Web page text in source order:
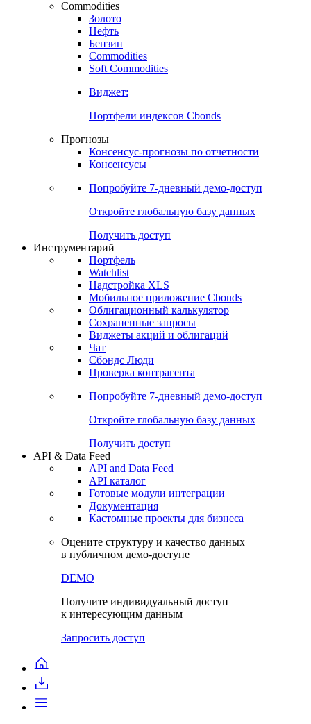
Commodities
Золото
Нефть
Бензин
Commodities
Soft Commodities
Виджет:
Портфели индексов Cbonds
Прогнозы
Консенсус-прогнозы по отчетности
Консенсусы
Попробуйте 7-дневный демо-доступ
Откройте глобальную базу данных
Получить доступ
Инструментарий
Портфель
Watchlist
Надстройка XLS
Мобильное приложение Cbonds
Облигационный калькулятор
Сохраненные запросы
Виджеты акций и облигаций
Чат
Сбондс Люди
Проверка контрагента
Попробуйте 7-дневный демо-доступ
Откройте глобальную базу данных
Получить доступ
API & Data Feed
API and Data Feed
API каталог
Готовые модули интеграции
Документация
Кастомные проекты для бизнеса
Оцените структуру и качество данных
в публичном демо-доступе
DEMO
Получите индивидуальный доступ
к интересующим данным
Запросить доступ